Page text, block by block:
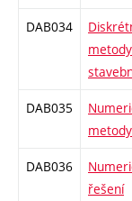
DAB034
DAB035
DAB036
řešení